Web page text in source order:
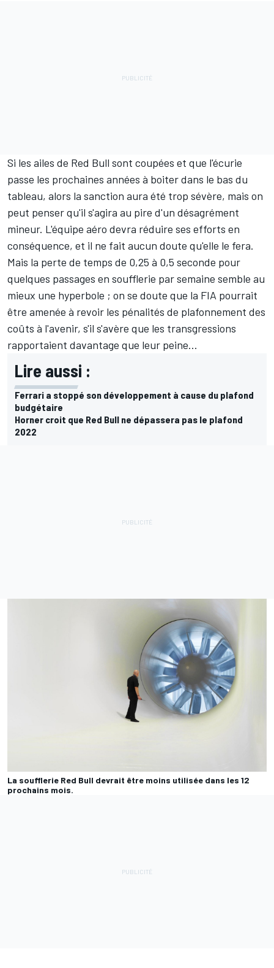
Si les ailes de Red Bull sont coupées et que l'écurie
passe les prochaines années à boiter dans le bas du
tableau, alors la sanction aura été trop sévère, mais on
peut penser qu'il s'agira au pire d'un désagrément
mineur. L'équipe aéro devra réduire ses efforts en
conséquence, et il ne fait aucun doute qu'elle le fera.
Mais la perte de temps de 0,25 à 0,5 seconde pour
quelques passages en soufflerie par semaine semble au
mieux une hyperbole ; on se doute que la FIA pourrait
être amenée à revoir les pénalités de plafonnement des
coûts à l'avenir, s'il s'avère que les transgressions
rapportaient davantage que leur peine...
Lire aussi :
Ferrari a stoppé son développement à cause du plafond
budgétaire
Horner croit que Red Bull ne dépassera pas le plafond
2022
La soufflerie Red Bull devrait être moins utilisée dans les 12
prochains mois.